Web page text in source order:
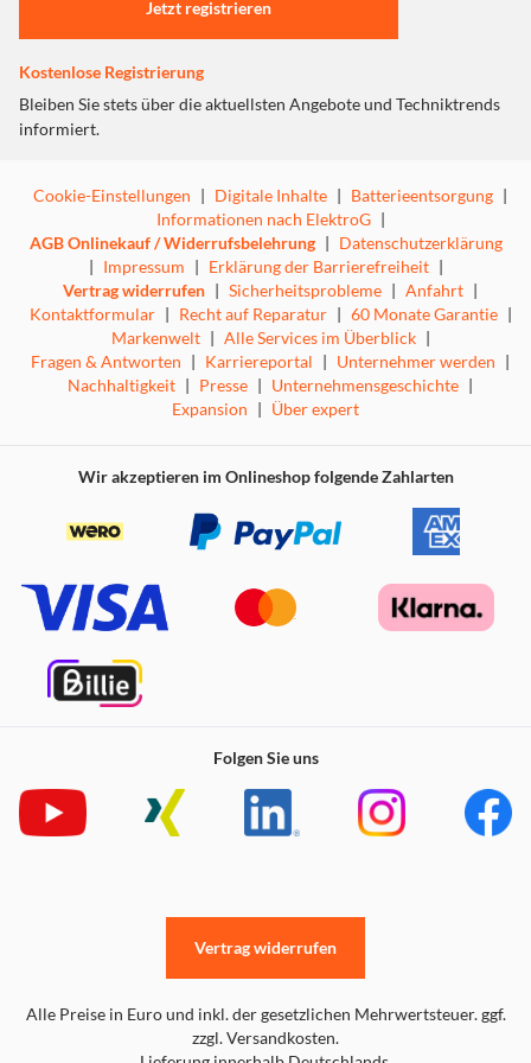
Jetzt registrieren
Kostenlose Registrierung
Bleiben Sie stets über die aktuellsten Angebote und Techniktrends
informiert.
Cookie-Einstellungen | Digitale Inhalte | Batterieentsorgung |
Informationen nach ElektroG |
AGB Onlinekauf / Widerrufsbelehrung | Datenschutzerklärung
| Impressum | Erklärung der Barrierefreiheit |
Vertrag widerrufen | Sicherheitsprobleme | Anfahrt |
Kontaktformular | Recht auf Reparatur | 60 Monate Garantie |
Markenwelt | Alle Services im Überblick |
Fragen & Antworten | Karriereportal | Unternehmer werden |
Nachhaltigkeit | Presse | Unternehmensgeschichte |
Expansion | Über expert
Wir akzeptieren im Onlineshop folgende Zahlarten
Folgen Sie uns
Alle Preise in Euro und inkl. der gesetzlichen Mehrwertsteuer. ggf.
zzgl. Versandkosten.
Vertrag widerrufen